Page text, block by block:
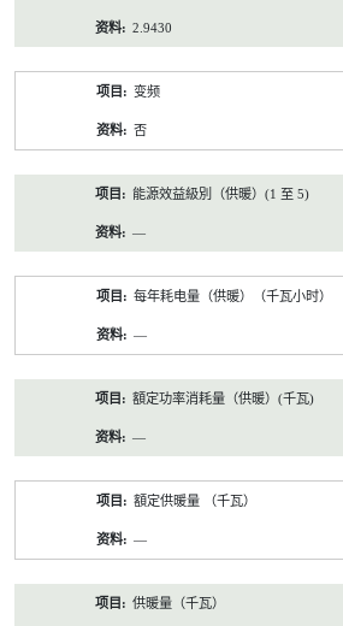
2.9430
变频
否
能源效益級別（供暖）(1 至 5)
—
每年耗电量（供暖）（千瓦小时）
—
額定功率消耗量（供暖）(千瓦)
—
額定供暖量 （千瓦）
—
供暖量（千瓦）